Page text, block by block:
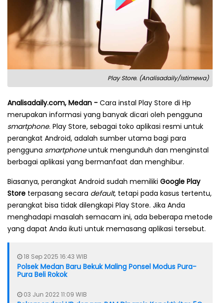
Play Store. (Analisadaily/Istimewa)
Analisadaily.com, Medan - Cara instal Play Store di Hp
merupakan informasi yang banyak dicari oleh pengguna
smartphone. Play Store, sebagai toko aplikasi resmi untuk
perangkat Android, adalah sumber utama bagi para
pengguna smartphoneuntuk mengunduh dan menginstal
berbagai aplikasi yang bermanfaat dan menghibur.
Biasanya, perangkat Android sudah memiliki Google Play
Store terpasang secara default, tetapi pada kasus tertentu,
perangkat bisa tidak dilengkapi Play Store. Jika Anda
menghadapi masalah semacam ini, ada beberapa metode
yang dapat Anda ikuti untuk memasang aplikasi tersebut.
18 Sep 2025 16:43 WIB
Polsek Medan Baru Bekuk Maling Ponsel Modus Pura-
Pura Beli Rokok
03 Jun 2022 11:09 WIB